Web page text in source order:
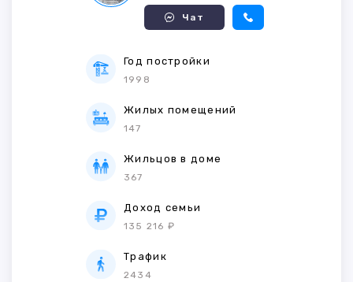
Чат
Год постройки
1998
Жилых помещений
147
Жильцов в доме
367
Доход семьи
135 216 ₽
Трафик
2434